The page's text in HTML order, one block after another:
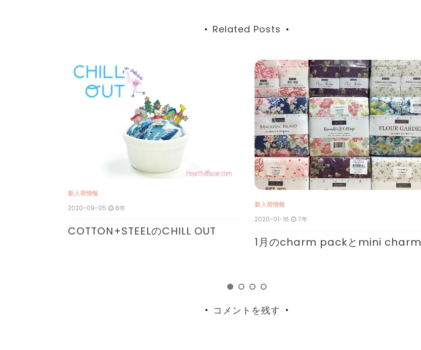
ー
シ
Related Posts
新入荷情報
2020-09-05 6年
COTTON+STEELのCHILL OUT
新入荷情報
2020-01-16 7年
1月のcharm packとmini charm
コメントを残す